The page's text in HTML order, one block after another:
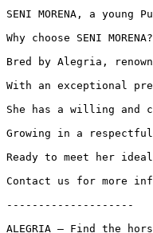
SENI MORENA, a
Why choose SENI MORENA?
Bred by Alegria,
With an exceptional
She has a willing and
Growing in a respectful
Ready to meet her
Contact us for more
--------------------
ALEGRIA – Find the